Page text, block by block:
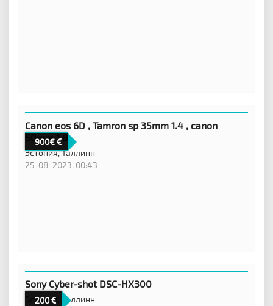
900€
Canon eos 6D , Tamron sp 35mm 1.4 , canon
50mm 1.8
Эстония,Таллинн
25-08-2023, 00:43
200
Sony Cyber-shot DSC-HX300
Эстония,
Таллинн